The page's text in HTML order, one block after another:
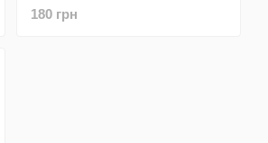
180 грн